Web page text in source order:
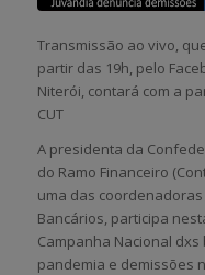
Transmissão ao vivo,
partir das 19h, pelo
Niterói, contará com a
CUT
A presidenta da
do Ramo Financeiro
uma das
Bancários, participa
Campanha Nacional
pandemia e demissões